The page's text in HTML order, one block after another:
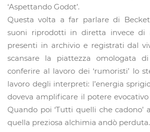
‘Aspettando Godot’.
Questa volta a far parlare di
suoni riprodotti in diretta invece di
presenti in archivio e registrati dal
scansare la piattezza omologata
conferire al lavoro dei ‘rumoristi’ lo
lavoro degli interpreti: l’energia
doveva amplificare il potere
Quando poi ‘Tutti quelli che cadono’
quella preziosa alchimia andò perduta.